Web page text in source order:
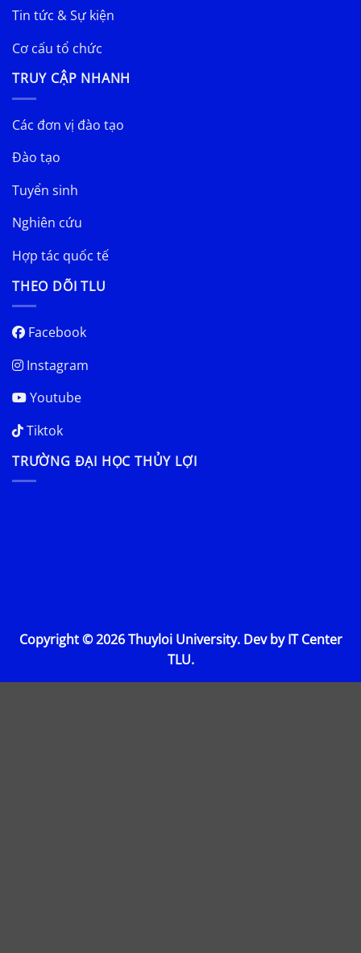
Tin tức & Sự kiện
Cơ cấu tổ chức
TRUY CẬP NHANH
Các đơn vị đào tạo
Đào tạo
Tuyển sinh
Nghiên cứu
Hợp tác quốc tế
THEO DÕI TLU
Facebook
Instagram
Youtube
Tiktok
TRƯỜNG ĐẠI HỌC THỦY LỢI
Copyright © 2026 Thuyloi University. Dev by IT Center
TLU.